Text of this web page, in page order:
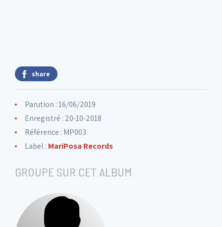
share
Parution : 16/06/2019
Enregistré : 20-10-2018
Référence : MP003
Label : MariPosa Records
GROUPE SUR CET ALBUM